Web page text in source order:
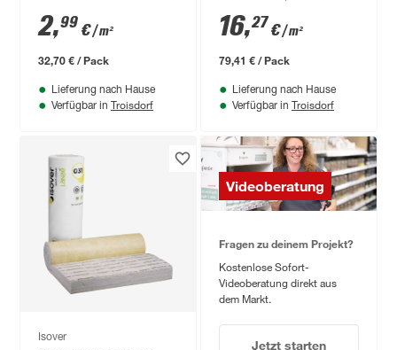
40 mm
2,99 €/ m²
32,70 € / Pack
Lieferung nach Hause
Verfügbar in Troisdorf
16,27€/ m²
79,41 € / Pack
Lieferung nach Hause
Verfügbar in Troisdorf
Isover
Videoberatung
Fragen zu deinem Projekt?
Kostenlose Sofort-
Videoberatung direkt aus
dem Markt.
Jetzt starten